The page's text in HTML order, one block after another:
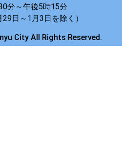
分～午後5時15分
日～1月3日を除く）
City All Rights Reserved.